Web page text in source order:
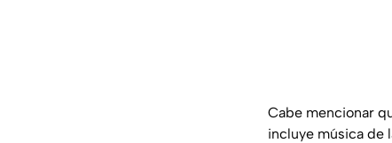
Cabe mencionar
incluye música de